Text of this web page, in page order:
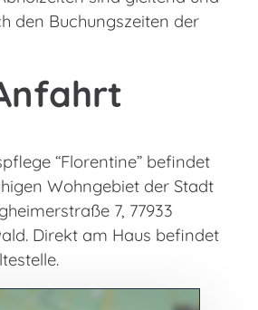
den Buchungszeiten der
“Florentine” befindet
Wohngebiet der Stadt
7, 77933
Direkt am Haus befindet